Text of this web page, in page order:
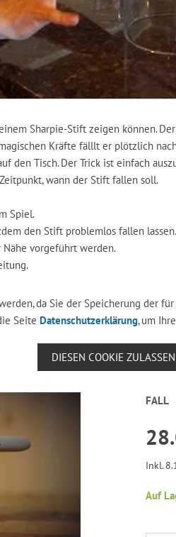
Sharpie-Stift zeigen können.
Kräfte fälllt er plötzlich
den Tisch. Der Trick ist einfach
wann der Stift fallen soll.
Spiel.
den Stift problemlos fallen lassen.
Nähe vorgeführt werden.
da Sie der Speicherung der
Seite Datenschutzerklärung, um
DIESEN COOKIE ZULASSEN
FALL
Inkl.
Auf